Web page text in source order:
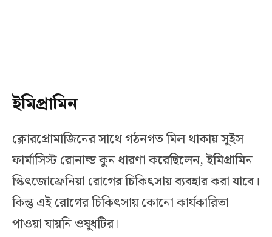
ইমিপ্রামিন
ক্লোরপ্রোমাজিনের সাথে গঠনগত মিল থাকায় সুইস
ফার্মাসিস্ট রোনাল্ড কুন ধারণা করেছিলেন, ইমিপ্রামিন
স্কিৎজোফ্রেনিয়া রোগের চিকিৎসায় ব্যবহার করা যাবে।
কিন্তু এই রোগের চিকিৎসায় কোনো কার্যকারিতা
পাওয়া যায়নি ওষুধটির।